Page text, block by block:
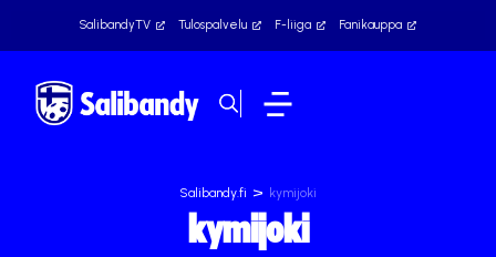
SalibandyTV Tulospalvelu F-liiga Fanikauppa
Salibandy.fi > kymijoki
kymijoki